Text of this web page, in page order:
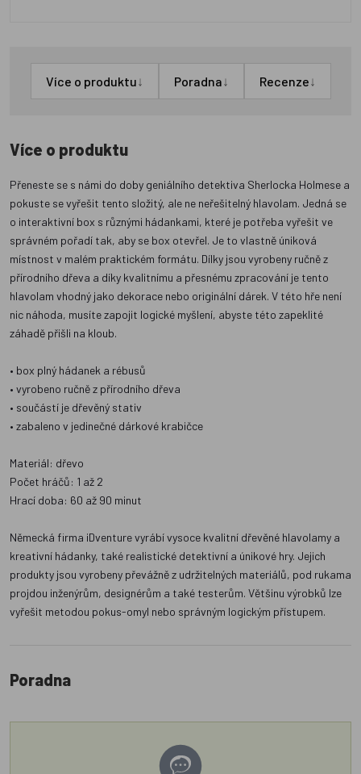
Více o produktu↓ Poradna↓ Recenze↓
Více o produktu
Přeneste se s námi do doby geniálního detektiva Sherlocka Holmese a
pokuste se vyřešit tento složitý, ale ne neřešitelný hlavolam. Jedná se
o interaktivní box s různými hádankami, které je potřeba vyřešit ve
správném pořadí tak, aby se box otevřel. Je to vlastně úniková
místnost v malém praktickém formátu. Dílky jsou vyrobeny ručně z
přírodního dřeva a díky kvalitnímu a přesnému zpracování je tento
hlavolam vhodný jako dekorace nebo originální dárek. V této hře není
nic náhoda, musíte zapojit logické myšlení, abyste této zapeklité
záhadě přišli na kloub.
• box plný hádanek a rébusů
• vyrobeno ručně z přírodního dřeva
• součástí je dřevěný stativ
• zabaleno v jedinečné dárkové krabičce
Materiál: dřevo
Počet hráčů: 1 až 2
Hrací doba: 60 až 90 minut
Německá firma iDventure vyrábí vysoce kvalitní dřevěné hlavolamy a
kreativní hádanky, také realistické detektivní a únikové hry. Jejich
produkty jsou vyrobeny převážně z udržitelných materiálů, pod rukama
projdou inženýrům, designérům a také testerům. Většinu výrobků lze
vyřešit metodou pokus-omyl nebo správným logickým přístupem.
Poradna